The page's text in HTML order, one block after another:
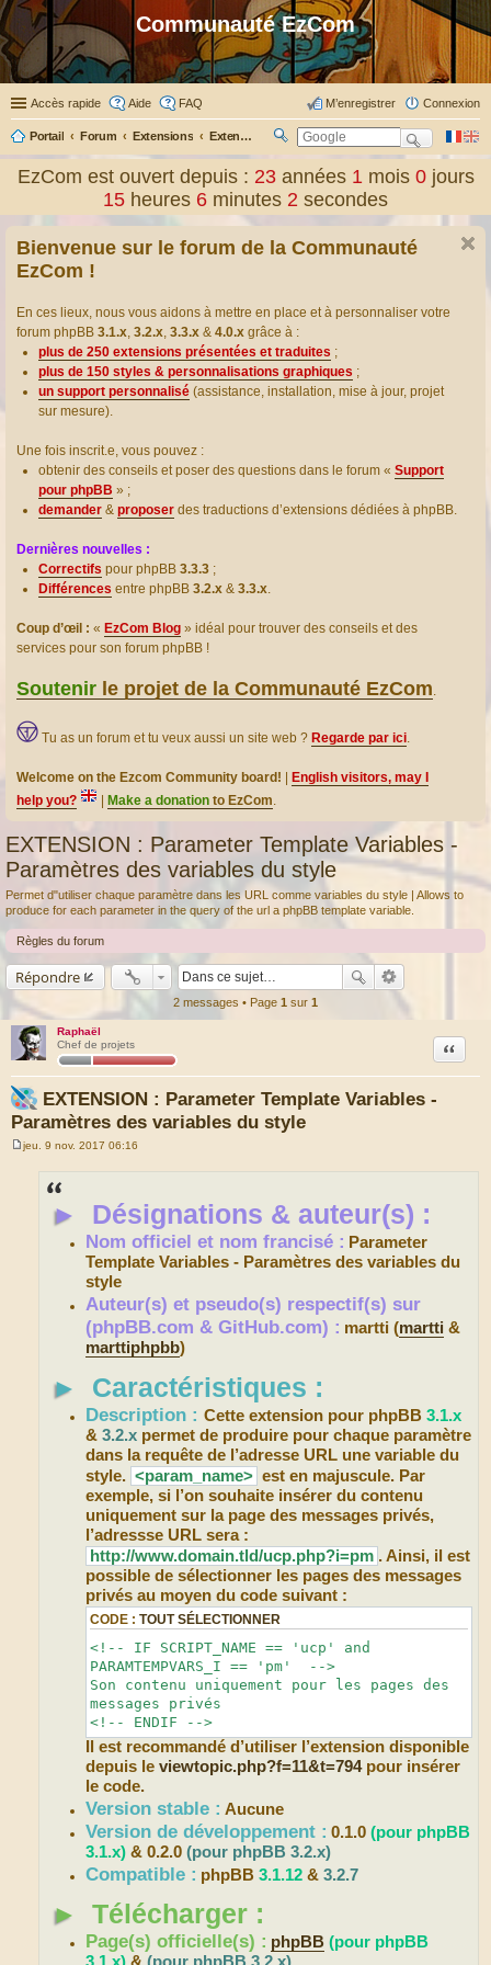
Communauté EzCom
Accès rapide Aide FAQ Connexion
M’enregistrer
Portail Forum Extensions Extensions présentées & traduites
er
EzCom est ouvert depuis : 23 années1 mois0 jours
15 heures 6 minutes 2 secondes
Bienvenue sur le forum de la Communauté
EzCom !
En ces lieux, nous vous aidons à mettre en place et à personnaliser votre
forum phpBB 3.1.x, 3.2.x, 3.3.x & 4.0.x grâce à :
plus de 250 extensions présentées et traduites ;
plus de 150 styles & personnalisations graphiques ;
un support personnalisé (assistance, installation, mise à jour, projet
sur mesure).
Une fois inscrit.e, vous pouvez :
obtenir des conseils et poser des questions dans le forum « Support
pour phpBB » ;
demander & proposer des traductions d’extensions dédiées à phpBB.
Dernières nouvelles :
Correctifs pour phpBB 3.3.3 ;
Différences entre phpBB 3.2.x & 3.3.x.
Coup d’œil : « EzCom Blog » idéal pour trouver des conseils et des
services pour son forum phpBB !
Soutenir le projet de la Communauté EzCom.
Tu as un forum et tu veux aussi un site web ? Regarde par ici.
Welcome on the Ezcom Community board!
English visitors, may I
help you?
Make a donation to EzCom.
EXTENSION : Parameter Template Variables -
Paramètres des variables du style
Permet d"utiliser chaque paramètre dans les URL comme variables du style | Allows to
produce for each parameter in the query of the url a phpBB template variable.
Règles du forum
Répondre
2 messages • Page 1 sur 1
Raphaël
Chef de projets
EXTENSION : Parameter Template Variables -
Paramètres des variables du style
Citation
M
jeu. 9 nov. 2017 06:16
► Désignations & auteur(s) :
Nom officiel et nom francisé : Parameter
Template Variables - Paramètres des variables du
style
Auteur(s) et pseudo(s) respectif(s) sur
(phpBB.com & GitHub.com) : martti (martti &
marttiphpbb)
► Caractéristiques :
Description :Cette extension pour phpBB3.1.x
&3.2.x permet de produire pour chaque paramètre
dans la requête de l’adresse URL une variable du
style. <param_name> est en majuscule. Par
exemple, si l’on souhaite insérer du contenu
uniquement sur la page des messages privés,
l’adressse URL sera :
http://www.domain.tld/ucp.php?i=pm . Ainsi, il est
possible de sélectionner les pages des messages
privés au moyen du code suivant :
CODE :TOUT SÉLECTIONNER
<!-- IF SCRIPT_NAME == 'ucp' and
PARAMTEMPVARS_I == 'pm' -->
Son contenu uniquement pour les pages des
messages privés
<!-- ENDIF -->
Il est recommandé d’utiliser l’extension disponible
depuis leviewtopic.php?f=11&t=794pour insérer
le code.
Version stable : Aucune
Version de développement : 0.1.0(pour phpBB
3.1.x) & 0.2.0(pour phpBB 3.2.x)
Compatible : phpBB3.1.12 &3.2.7
► Télécharger :
Page(s) officielle(s) : phpBB (pour phpBB